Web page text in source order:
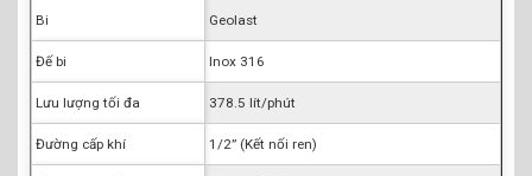
Bi Geolast
Đế bi Inox 316
Lưu lượng tối đa 378.5 lít/phút
Đường cấp khí 1/2” (Kết nối ren)